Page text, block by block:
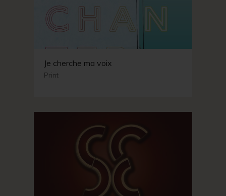
Je cherche ma voix
Print